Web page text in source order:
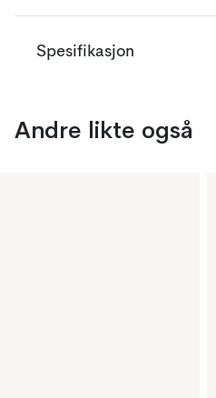
Spesifikasjon
Andre likte også